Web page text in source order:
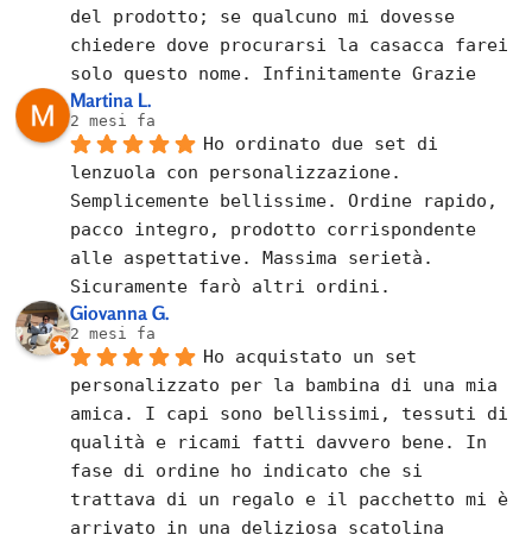
del prodotto; se qualcuno mi dovesse
chiedere dove procurarsi la casacca farei
solo questo nome. Infinitamente Grazie
Martina L.
2 mesi fa
Ho ordinato due set di
lenzuola con personalizzazione.
Semplicemente bellissime. Ordine rapido,
pacco integro, prodotto corrispondente
alle aspettative. Massima serietà.
Sicuramente farò altri ordini.
Giovanna G.
2 mesi fa
Ho acquistato un set
personalizzato per la bambina di una mia
amica. I capi sono bellissimi, tessuti di
qualità e ricami fatti davvero bene. In
fase di ordine ho indicato che si
trattava di un regalo e il pacchetto mi è
arrivato in una deliziosa scatolina